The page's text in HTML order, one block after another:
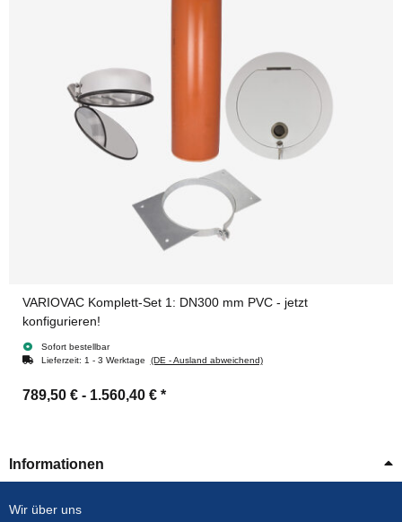
VARIOVAC Komplett-Set 1: DN300 mm PVC - jetzt
konfigurieren!
Sofort bestellbar
Lieferzeit: 1 - 3 Werktage (DE - Ausland abweichend)
789,50 € - 1.560,40 € *
Informationen
Wir über uns